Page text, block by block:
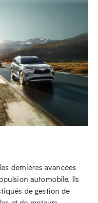
dernières avancées
automobile. Ils
de gestion de